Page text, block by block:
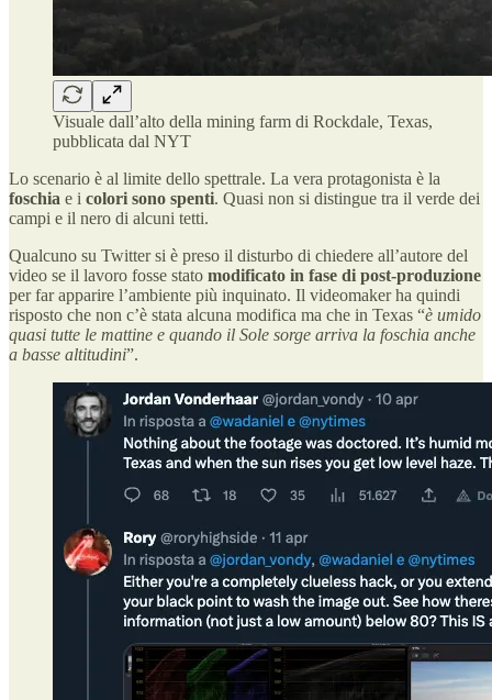
Visuale dall’alto della mining farm di Rockdale, Texas,
pubblicata dal NYT
Lo scenario è al limite dello spettrale. La vera protagonista è la
foschia e i colori sono spenti. Quasi non si distingue tra il verde dei
campi e il nero di alcuni tetti.
Qualcuno su Twitter si è preso il disturbo di chiedere all’autore del
video se il lavoro fosse stato modificato in fase di post-produzione
per far apparire l’ambiente più inquinato. Il videomaker ha quindi
risposto che non c’è stata alcuna modifica ma che in Texas “è umido
quasi tutte le mattine e quando il Sole sorge arriva la foschia anche
a basse altitudini”.